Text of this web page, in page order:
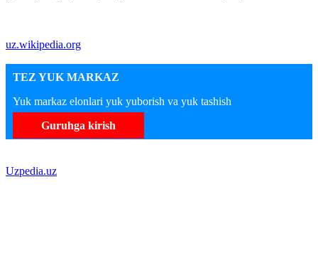
uz.wikipedia.org
TEZ YUK MARKAZ
Yuk markaz elonlari yuk yuborish va yuk tashish
Guruhga kirish
Uzpedia.uz